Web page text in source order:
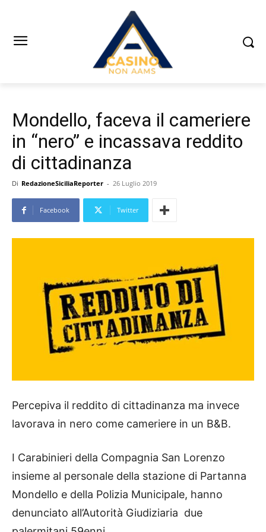
Mondello, faceva il cameriere
in “nero” e incassava reddito
di cittadinanza
Di RedazioneSiciliaReporter - 26 Luglio 2019
Facebook Twitter
Percepiva il reddito di cittadinanza ma invece
lavorava in nero come cameriere in un B&B.
I Carabinieri della Compagnia San Lorenzo
insieme al personale della stazione di Partanna
Mondello e della Polizia Municipale, hanno
denunciato all’Autorità Giudiziaria due